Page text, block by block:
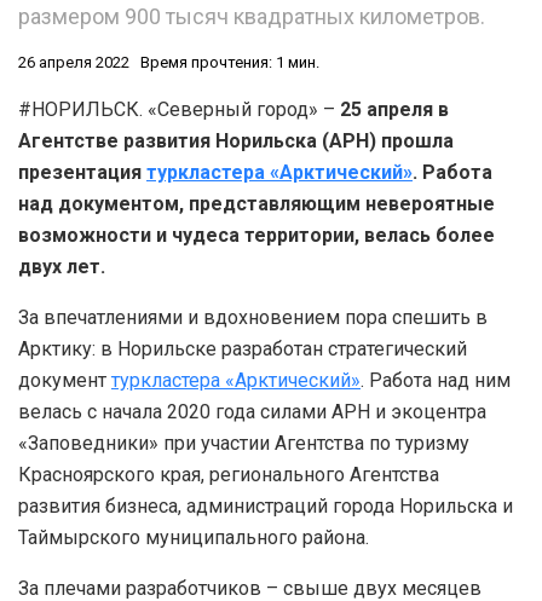
размером 900 тысяч квадратных километров.
26 апреля 2022 Время прочтения: 1 мин.
#НОРИЛЬСК. «Северный город» – 25 апреля в
Агентстве развития Норильска (АРН) прошла
презентация туркластера «Арктический». Работа
над документом, представляющим невероятные
возможности и чудеса территории, велась более
двух лет.
За впечатлениями и вдохновением пора спешить в
Арктику: в Норильске разработан стратегический
документ туркластера «Арктический». Работа над ним
велась с начала 2020 года силами АРН и экоцентра
«Заповедники» при участии Агентства по туризму
Красноярского края, регионального Агентства
развития бизнеса, администраций города Норильска и
Таймырского муниципального района.
За плечами разработчиков – свыше двух месяцев